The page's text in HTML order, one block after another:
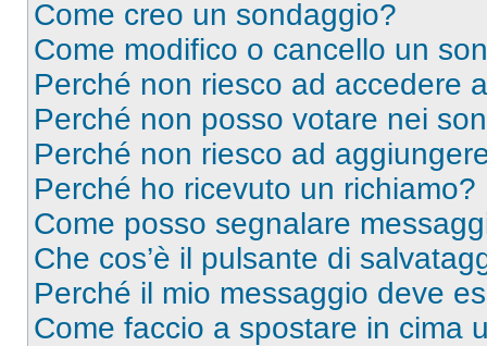
Come creo un sondaggio?
Come modifico o cancello un
Perché non riesco ad accedere
Perché non posso votare nei
Perché non riesco ad
Perché ho ricevuto un richiamo?
Come posso segnalare
Che cos’è il pulsante di
Perché il mio messaggio deve
Come faccio a spostare in cima